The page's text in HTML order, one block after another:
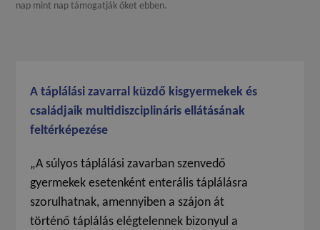
nap mint nap támogatják őket ebben.
A táplálási zavarral küzdő kisgyermekek és
családjaik multidiszciplináris ellátásának
feltérképezése
„A súlyos táplálási zavarban szenvedő
gyermekek esetenként enterális táplálásra
szorulhatnak, amennyiben a szájon át
történő táplálás elégtelennek bizonyul a